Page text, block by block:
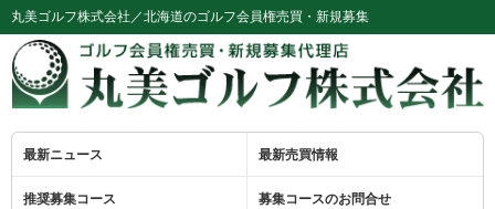
丸美ゴルフ株式会社／北海道のゴルフ会員権売買・新規募集
最新ニュース 最新売買情報
推奨募集コース 募集コースのお問合せ